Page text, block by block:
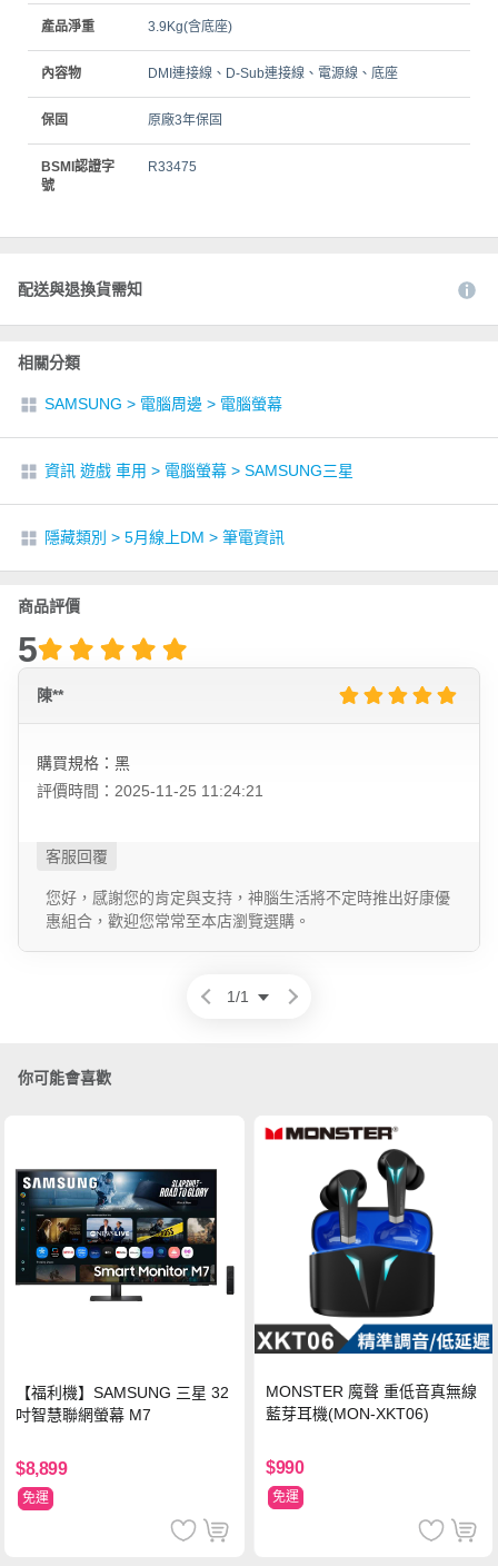
產品淨重 3.9Kg(含底座)
內容物 DMI連接線、D-Sub連接線、電源線、底座
保固 原廠3年保固
BSMI認證字
號
R33475
配送與退換貨需知
相關分類
SAMSUNG > 電腦周邊 > 電腦螢幕
資訊 遊戲 車用 > 電腦螢幕 > SAMSUNG三星
隱藏類別 > 5月線上DM > 筆電資訊
商品評價
5
陳**
購買規格：黑
評價時間：2025-11-25 11:24:21
您好，感謝您的肯定與支持，神腦生活將不定時推出好康優
惠組合，歡迎您常常至本店瀏覽選購。
1/1
你可能會喜歡
【福利機】SAMSUNG 三星 32
吋智慧聯網螢幕 M7
$8,899
免運
MONSTER 魔聲 重低音真無線
藍芽耳機(MON-XKT06)
$990
免運